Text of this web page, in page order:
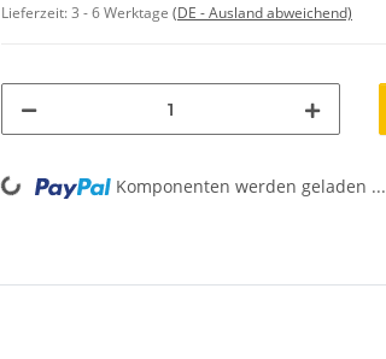
Lieferzeit:3 - 6 Werktage (DE - Ausland abweichend)
Loading... Komponenten werden geladen ...